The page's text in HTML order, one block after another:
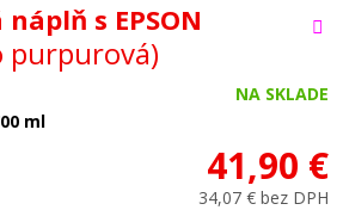
s EPSON
purpurová)
NA SKLADE
ml
41,90 €
34,07 € bez DPH